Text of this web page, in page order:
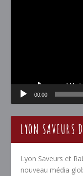
00:00
LYON SAVEURS
Lyon Saveurs et
nouveau média